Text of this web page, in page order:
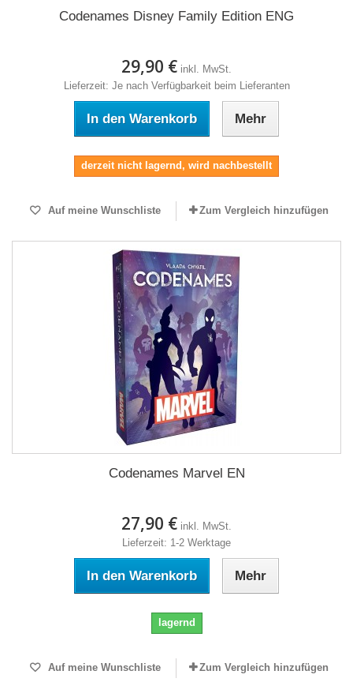
Codenames Disney Family Edition ENG
29,90 € inkl. MwSt.
Lieferzeit: Je nach Verfügbarkeit beim Lieferanten
In den Warenkorb Mehr
derzeit nicht lagernd, wird nachbestellt
Auf meine Wunschliste Zum Vergleich hinzufügen
Codenames Marvel EN
27,90 € inkl. MwSt.
Lieferzeit: 1-2 Werktage
In den Warenkorb Mehr
lagernd
Auf meine Wunschliste Zum Vergleich hinzufügen